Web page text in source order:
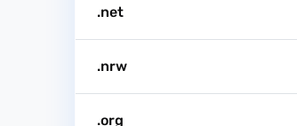
.net
.nrw
.org